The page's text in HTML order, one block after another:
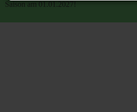
Retrobike wünscht euch eine gesunde
Saison am 01.01.2027!